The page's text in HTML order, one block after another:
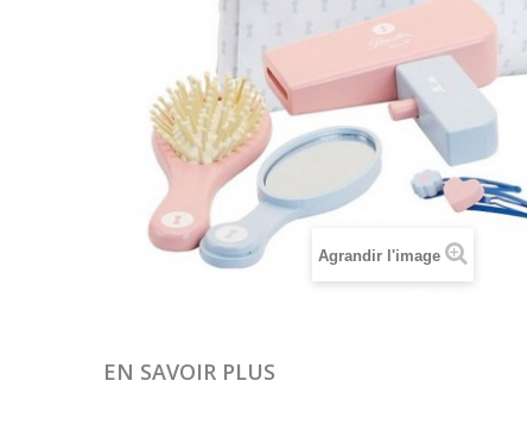
Agrandir l'image
EN SAVOIR PLUS